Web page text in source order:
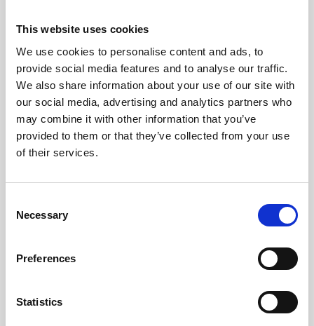
This website uses cookies
We use cookies to personalise content and ads, to
provide social media features and to analyse our traffic.
We also share information about your use of our site with
our social media, advertising and analytics partners who
may combine it with other information that you’ve
provided to them or that they’ve collected from your use
of their services.
Selection
Necessary
Preferences
Statistics
ODZYSKIWANIE
Z OSTROŻNOŚCIĄ
Użyteczne części są
skrupulatnie odzyskiwane w
bezpiecznym środowisku ESD,
zapewniając brak uszkodzeń
ani zanieczyszczeń.